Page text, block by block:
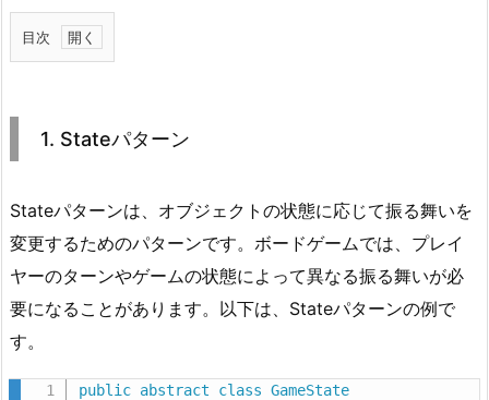
目次
1.
t
e
ー
2.
1. Stateパターン
Stateパターンは、オブジェクトの状態に応じて振る舞いを
変更するためのパターンです。ボードゲームでは、プレイ
ヤーのターンやゲームの状態によって異なる振る舞いが必
要になることがあります。以下は、Stateパターンの例で
す。
public abstract class GameState